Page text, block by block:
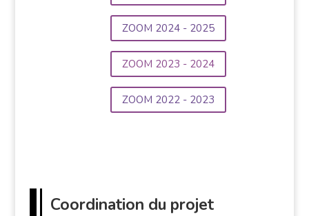
ZOOM 2024 - 2025
ZOOM 2023 - 2024
ZOOM 2022 - 2023
Coordination du projet